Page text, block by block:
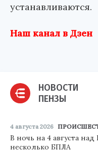
устанавливаются.
Наш канал в Дзен
НОВОСТИ
ПЕНЗЫ
4 августа 2026
В ночь на 4 августа
несколько БПЛА